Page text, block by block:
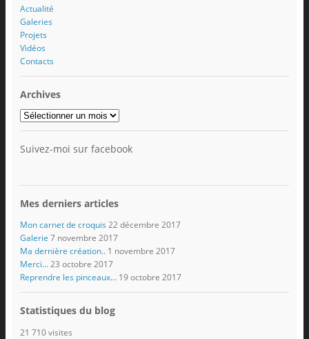
Actualité
Galeries
Projets
Vidéos
Contacts
Archives
Archives
Suivez-moi sur facebook
Mes derniers articles
Mon carnet de croquis 22 décembre 2017
Galerie 7 novembre 2017
Ma dernière création.. 1 novembre 2017
Merci… 23 octobre 2017
Reprendre les pinceaux… 19 octobre 2017
Statistiques du blog
21 710 visites